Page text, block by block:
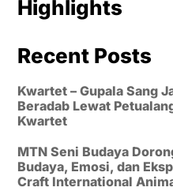
Highlights
Recent Posts
Kwartet – Gupala Sang
Beradab Lewat
Kwartet
MTN Seni Budaya
Budaya, Emosi, dan
Craft International